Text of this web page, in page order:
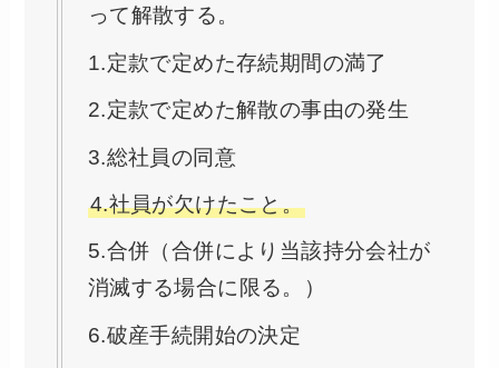
って解散する。
1.定款で定めた存続期間の満了
2.定款で定めた解散の事由の発生
3.総社員の同意
4.社員が欠けたこと。
5.合併（合併により当該持分会社が
消滅する場合に限る。）
6.破産手続開始の決定